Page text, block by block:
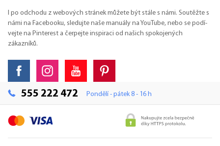
I po odchodu z webových stránek můžete být stále s námi. Soutěžte s
námi na Facebooku, sledujte naše manuály na YouTube, nebo se podí-
vejte na Pinterest a čerpejte inspiraci od našich spokojených
zákazníků.
555 222 472 Pondělí - pátek 8 - 16 h